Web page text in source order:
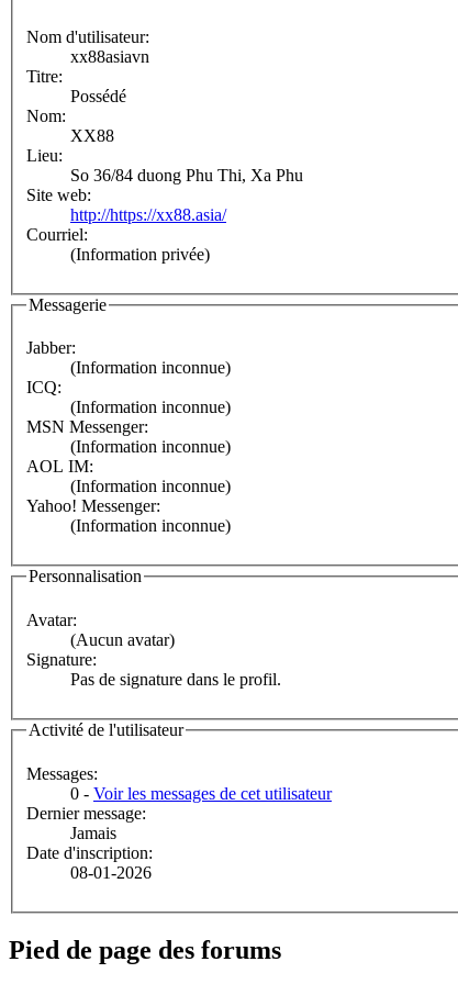
Nom d'utilisateur:
xx88asiavn
Titre:
Possédé
Nom:
XX88
Lieu:
So 36/84 duong Phu Thi, Xa Phu
Site web:
http://https://xx88.asia/
Courriel:
(Information privée)
Messagerie
Jabber:
(Information inconnue)
ICQ:
(Information inconnue)
MSN Messenger:
(Information inconnue)
AOL IM:
(Information inconnue)
Yahoo! Messenger:
(Information inconnue)
Personnalisation
Avatar:
(Aucun avatar)
Signature:
Pas de signature dans le profil.
Activité de l'utilisateur
Messages:
0 - Voir les messages de cet utilisateur
Dernier message:
Jamais
Date d'inscription:
08-01-2026
Pied de page des forums